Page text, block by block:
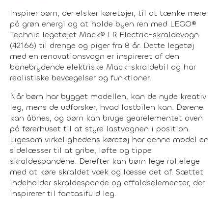
Inspirer børn, der elsker køretøjer, til at tænke mere
på grøn energi og at holde byen ren med LEGO®
Technic legetøjet Mack® LR Electric-skraldevogn
(42166) til drenge og piger fra 8 år. Dette legetøj
med en renovationsvogn er inspireret af den
banebrydende elektriske Mack-skraldebil og har
realistiske bevægelser og funktioner.
Når børn har bygget modellen, kan de nyde kreativ
leg, mens de udforsker, hvad lastbilen kan. Dørene
kan åbnes, og børn kan bruge gearelementet oven
på førerhuset til at styre lastvognen i position.
Ligesom virkelighedens køretøj har denne model en
sidelæsser til at gribe, løfte og tippe
skraldespandene. Derefter kan børn lege rollelege
med at køre skraldet væk og læsse det af. Sættet
indeholder skraldespande og affaldselementer, der
inspirerer til fantasifuld leg.